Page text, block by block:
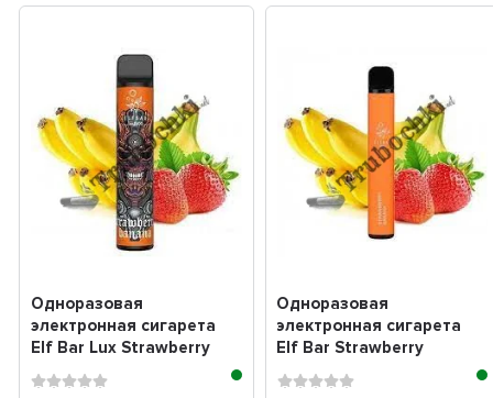
Одноразовая
электронная сигарета
Elf Bar Lux Strawberry
Banana (клубника бана...
Одноразовая
электронная сигарета
Elf Bar Strawberry
Banana (Клубника банан)
(...